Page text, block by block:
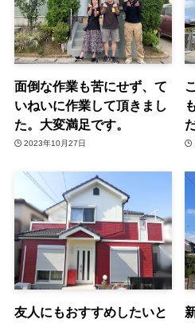
面倒な作業も苦にせず、て
いねいに作業して頂きまし
た。大変満足です。
2023年10月27日
友人にもおすすめしたいと